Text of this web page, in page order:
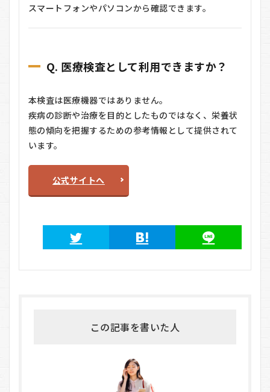
スマートフォンやパソコンから確認できます。
Q. 医療検査として利用できますか？
本検査は医療機器ではありません。
疾病の診断や治療を目的としたものではなく、栄養状
態の傾向を把握するための参考情報として提供されて
います。
公式サイトへ
この記事を書いた人